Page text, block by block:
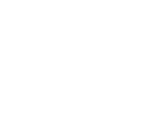
でもご利用いただけま
～ 2026年9月23日（水）
店舗（※Spa Re.Ra.Ku
：リラクペイ / ペイカー
で、チャージ金額に対し
。（例：10,000円チャー
about_rerakupay有効期
たちは皆様の健康で快適
。直前のご予約もご案内
おりますので、お気軽に
空き状況】・１５：００
１７：００～ ペアでの
最終受付【7月18日
１４：３０～ ・１６：
！・１８：００～ ペア
２０ 最終受付【7月19